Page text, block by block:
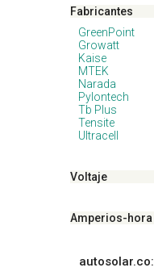
Fabricantes
GreenPoint
Growatt
Kaise
MTEK
Narada
Pylontech
Tb Plus
Tensite
Ultracell
Voltaje
Amperios-hora
autosolar.co: